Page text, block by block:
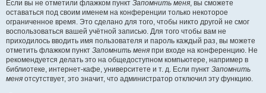
Если вы не отметили флажком пункт Запомнить меня, вы сможете
оставаться под своим именем на конференции только некоторое
ограниченное время. Это сделано для того, чтобы никто другой не смог
воспользоваться вашей учётной записью. Для того чтобы вам не
приходилось вводить имя пользователя и пароль каждый раз, вы можете
отметить флажком пункт Запомнить меня при входе на конференцию. Не
рекомендуется делать это на общедоступном компьютере, например в
библиотеке, интернет-кафе, университете и т. д. Если пункт Запомнить
меня отсутствует, это значит, что администратор отключил эту функцию.